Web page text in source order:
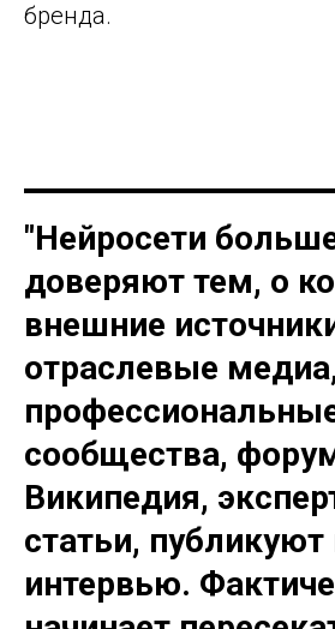
бренда.
"Нейросети
доверяют тем, о
внешние
отраслевые медиа,
сообщества,
Википедия,
статьи,
интервью.